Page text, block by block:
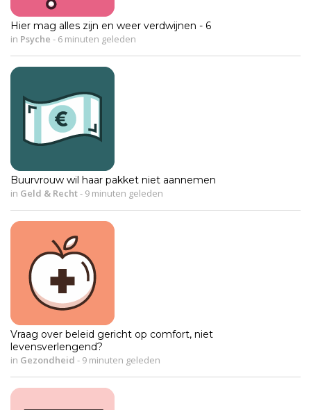
Hier mag alles zijn en weer verdwijnen - 6
in Psyche - 6 minuten geleden
Buurvrouw wil haar pakket niet aannemen
in Geld & Recht- 9 minuten geleden
Vraag over beleid gericht op comfort, niet
levensverlengend?
in Gezondheid - 9 minuten geleden